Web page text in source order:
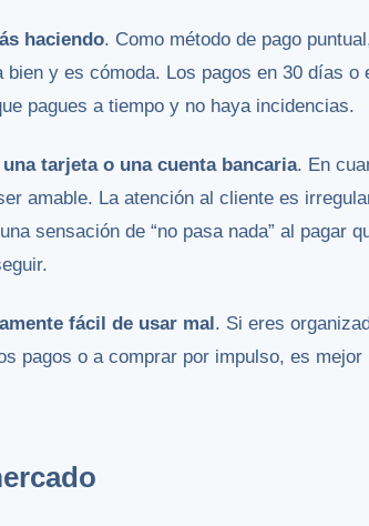
haciendo. Como método de pago
y es cómoda. Los pagos en 30 días o
pagues a tiempo y no haya incidencias.
tarjeta o una cuenta bancaria. En
amable. La atención al cliente es
sensación de “no pasa nada” al pagar
fácil de usar mal. Si eres
pagos o a comprar por impulso, es mejor